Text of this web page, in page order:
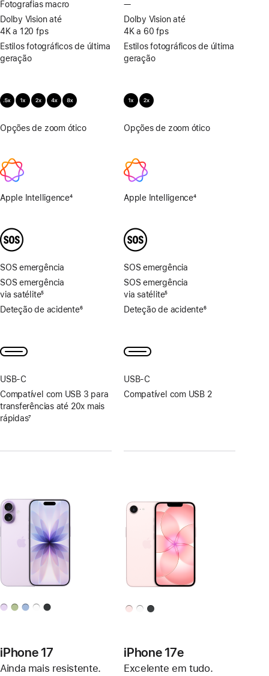
Fotografias macro
Dolby Vision até
4K a 120 fps
Estilos fotográficos de última
geração
Opções de zoom ótico0,5x,
Apple Intelligence
rodapé
4
SOS emergência
SOS emergência
via satélite
Nota
5
Deteção de acidente
rodapé
6
USB‑C
Compatível com USB 3 para
transferências até 20x mais
rápidas
rodapé
7
—Sem
Fotografias
macro
Dolby Vision até
4K a 60 fps
Estilos fotográficos de última
geração
Opções de zoom ótico1x,
Apple Intelligence
rodapé
4
SOS emergência
SOS emergência
via satélite
Nota
5
Deteção de acidente
rodapé
6
USB‑C
Compatível com USB 2
iPhone 17
Ainda mais resistente.
iPhone 17e
Excelente em tudo.